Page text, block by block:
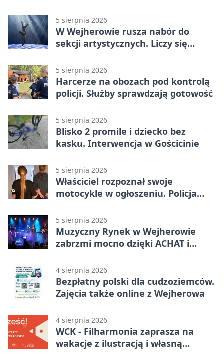
5 sierpnia 2026
W Wejherowie rusza nabór do
sekcji artystycznych. Liczy się
5 sierpnia 2026
Harcerze na obozach pod kontrolą
policji. Służby sprawdzają gotowość
5 sierpnia 2026
Blisko 2 promile i dziecko bez
kasku. Interwencja w Gościcinie
5 sierpnia 2026
Właściciel rozpoznał swoje
motocykle w ogłoszeniu. Policja
5 sierpnia 2026
Muzyczny Rynek w Wejherowie
zabrzmi mocno dzięki ACHAT i
4 sierpnia 2026
Bezpłatny polski dla cudzoziemców.
Zajęcia także online z Wejherowa
4 sierpnia 2026
WCK - Filharmonia zaprasza na
wakacje z ilustracją i własną